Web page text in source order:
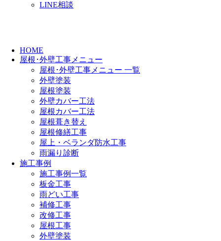
LINE相談
HOME
屋根･外壁工事メニュー
屋根･外壁工事メニュー 一覧
外壁塗装
屋根塗装
外壁カバー工法
屋根カバー工法
屋根葺き替え
屋根修繕工事
屋上・ベランダ防水工事
雨漏り診断
施工事例
施工事例一覧
板金工事
雨どい工事
補修工事
改修工事
屋根工事
外壁塗装